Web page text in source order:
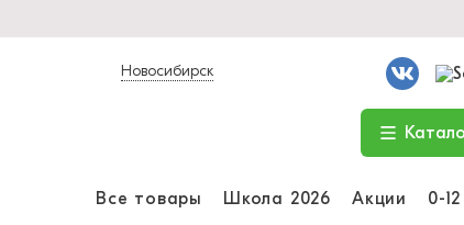
Новосибирск
Все товары Школа 2026 Акции 0-12